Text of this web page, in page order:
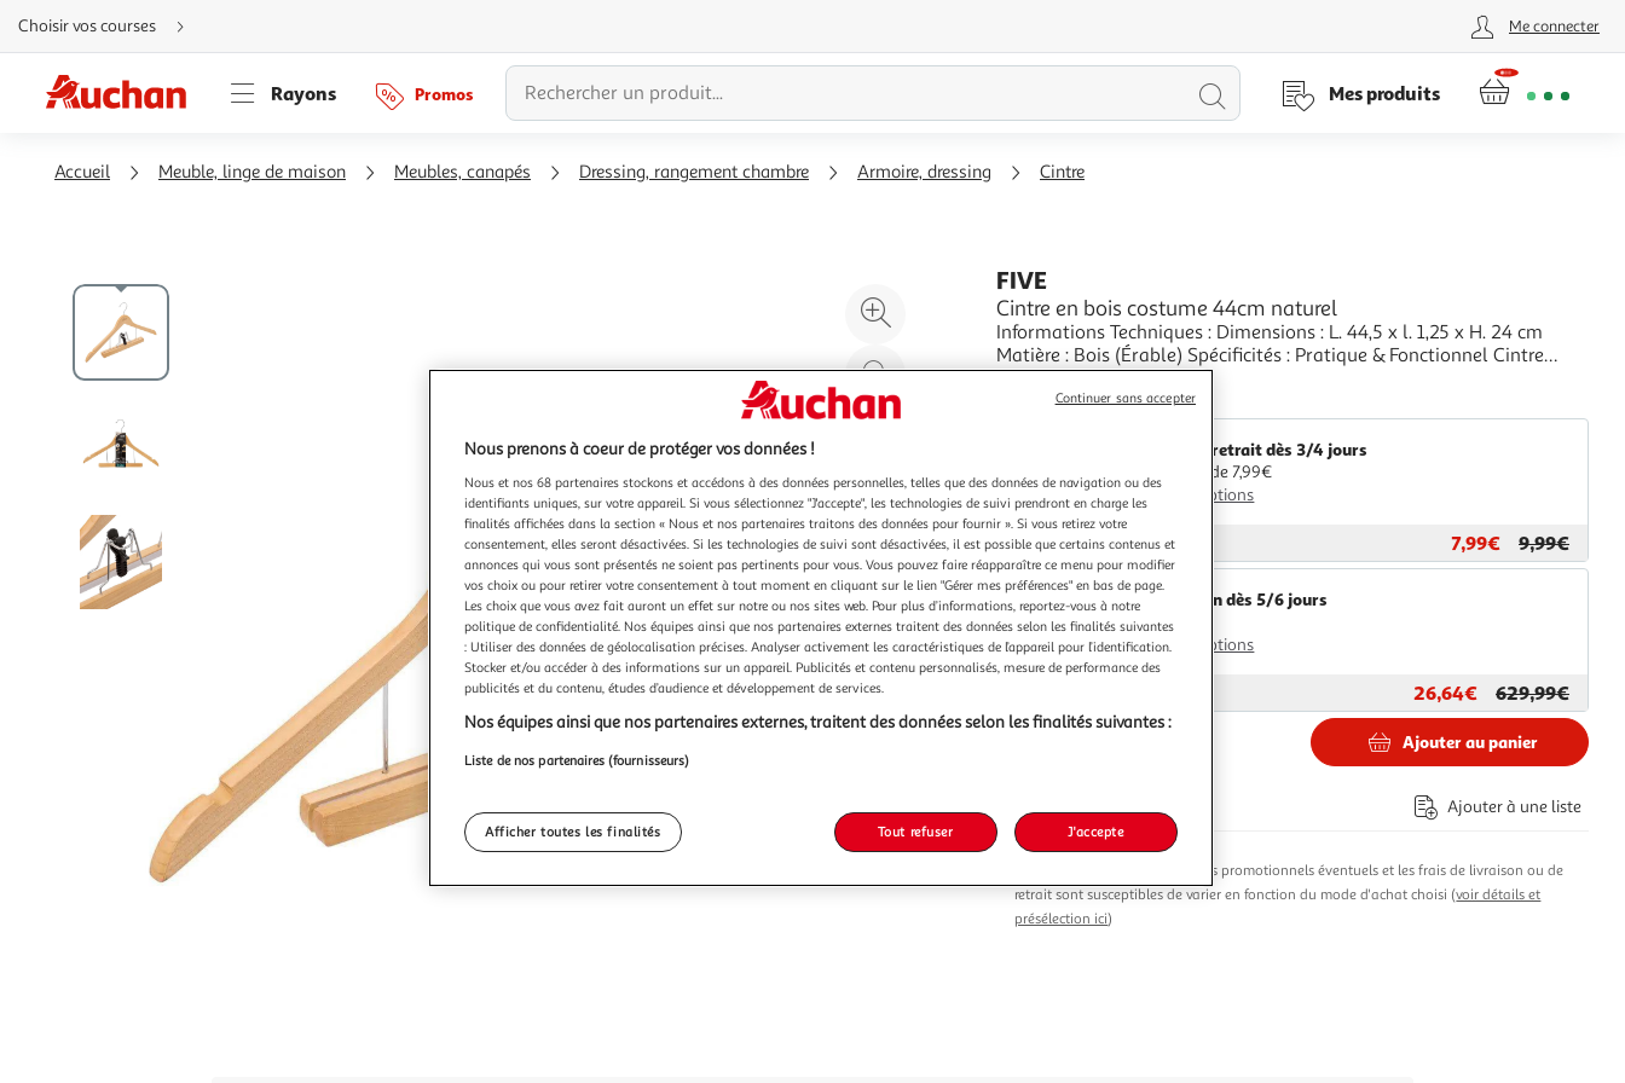
Aller
directement
au
Aller
directement
à
Aller
directement
Choisir vos courses Me connecter
Rayons Promos
Lancer
Mes produits
Accueil Meuble, linge de maison Meubles, canapés Dressing, rangement chambre Armoire, dressing Cintre
Agrandir
l'illustration
à
200%
Réduire
l'illustration
à
%
Partager
produit
FIVE
Cintre en bois costume 44cm naturel
Informations Techniques : Dimensions : L. 44,5 x l. 1,25 x H. 24 cm
Matière : Bois (Érable) Spécificités : Pratique & Fonctionnel Cintre
pour costume Gain de place Poids : 0,22 kg Couleur : Naturel
Vendu parParis Prix
Livr. ou retrait dès 3/4 jours
A partir de 7,99€
Plus d'options
Vendu parParis Prix 7,99€ 9,99€
Livraison dès 5/6 jours
4,99€
Plus d'options
26,64€
629,99€
-20 %
dont 0,04€ d'éco part. mobilier.
Ajouter au panier
Ajouter à une liste
Le prix du produit, les avantages promotionnels éventuels et les frais de livraison ou de
retrait sont susceptibles de varier en fonction du mode d'achat choisi (voir détails et
présélection ici)
Nous prenons à coeur de protéger vos données !
Nous et nos 68 partenaires stockons et accédons à des données personnelles, telles que des données de navigation ou des
identifiants uniques, sur votre appareil. Si vous sélectionnez "J'accepte", les technologies de suivi prendront en charge les
finalités affichées dans la section « Nous et nos partenaires traitons des données pour fournir ». Si vous retirez votre
consentement, elles seront désactivées. Si les technologies de suivi sont désactivées, il est possible que certains contenus et
annonces qui vous sont présentés ne soient pas pertinents pour vous. Vous pouvez faire réapparaître ce menu pour modifier
vos choix ou pour retirer votre consentement à tout moment en cliquant sur le lien "Gérer mes préférences" en bas de page.
Les choix que vous avez fait auront un effet sur notre ou nos sites web. Pour plus d’informations, reportez-vous à notre
politique de confidentialité. Nos équipes ainsi que nos partenaires externes traitent des données selon les finalités suivantes
: Utiliser des données de géolocalisation précises. Analyser activement les caractéristiques de l’appareil pour l’identification.
Stocker et/ou accéder à des informations sur un appareil. Publicités et contenu personnalisés, mesure de performance des
publicités et du contenu, études d’audience et développement de services.
Nos équipes ainsi que nos partenaires externes, traitent des données selon les finalités suivantes :
Liste de nos partenaires (fournisseurs)
Afficher toutes les finalités Tout refuser J'accepte
Continuer sans accepter